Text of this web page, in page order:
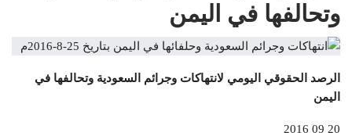
وتحالفها في اليمن
الرصد الحقوقي اليومي لانتهاكات وجرائم السعودية وتحالفها في
اليمن
20 09 2016